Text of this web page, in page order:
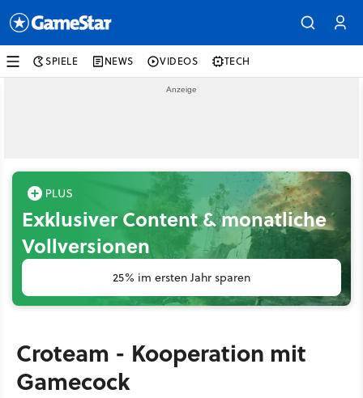
SPIELE NEWS VIDEOS TECH
Exklusiver Content & monatliche
Vollversionen
25% im ersten Jahr sparen
Croteam - Kooperation mit
Gamecock